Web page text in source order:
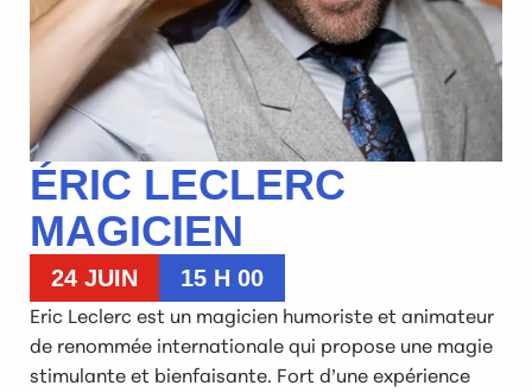
ÉRIC LECLERC
MAGICIEN
24 JUIN 15 H 00
Eric Leclerc est un magicien humoriste et animateur
de renommée internationale qui propose une magie
stimulante et bienfaisante. Fort d’une expérience